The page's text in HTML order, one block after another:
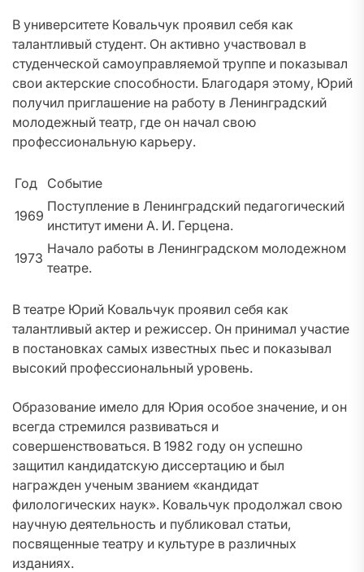
В университете Ковальчук проявил себя как
талантливый студент. Он активно участвовал в
студенческой самоуправляемой труппе и показывал
свои актерские способности. Благодаря этому, Юрий
получил приглашение на работу в Ленинградский
молодежный театр, где он начал свою
профессиональную карьеру.
Год
Событие
1969
Поступление в Ленинградский педагогический
институт имени А. И. Герцена.
1973
Начало работы в Ленинградском молодежном
театре.
В театре Юрий Ковальчук проявил себя как
талантливый актер и режиссер. Он принимал участие
в постановках самых известных пьес и показывал
высокий профессиональный уровень.
Образование имело для Юрия особое значение, и он
всегда стремился развиваться и
совершенствоваться. В 1982 году он успешно
защитил кандидатскую диссертацию и был
награжден ученым званием «кандидат
филологических наук». Ковальчук продолжал свою
научную деятельность и публиковал статьи,
посвященные театру и культуре в различных
изданиях.